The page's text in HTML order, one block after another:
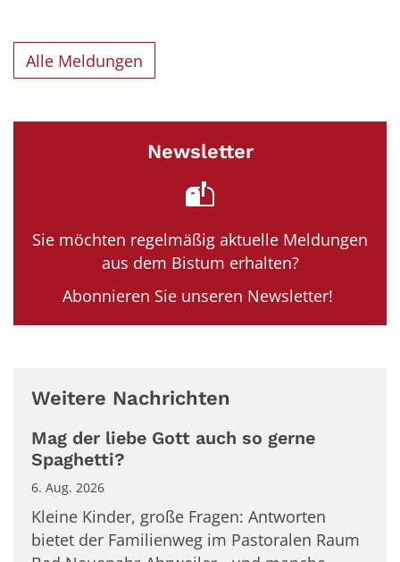
Alle Meldungen
Newsletter
Sie möchten regelmäßig aktuelle Meldungen
aus dem Bistum erhalten?
Abonnieren Sie unseren Newsletter!
Weitere Nachrichten
Mag der liebe Gott auch so gerne
Spaghetti?
6. Aug. 2026
Kleine Kinder, große Fragen: Antworten
bietet der Familienweg im Pastoralen Raum